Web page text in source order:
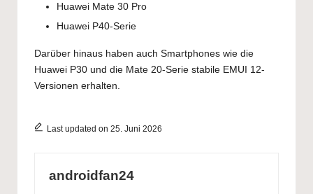
Huawei Mate 30 Pro
Huawei P40-Serie
Darüber hinaus haben auch Smartphones wie die
Huawei P30 und die Mate 20-Serie stabile EMUI 12-
Versionen erhalten.
Last updated on 25. Juni 2026
androidfan24